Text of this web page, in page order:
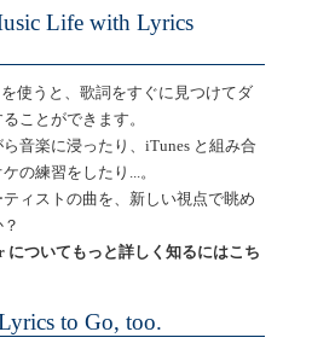
Life with Lyrics
を使うと、歌詞をすぐに見つけてダ
ことができます。
音楽に浸ったり、iTunes と組み合
の練習をしたり...。
ィストの曲を、新しい視点で眺め
についてもっと詳しく知るにはこち
to Go, too.